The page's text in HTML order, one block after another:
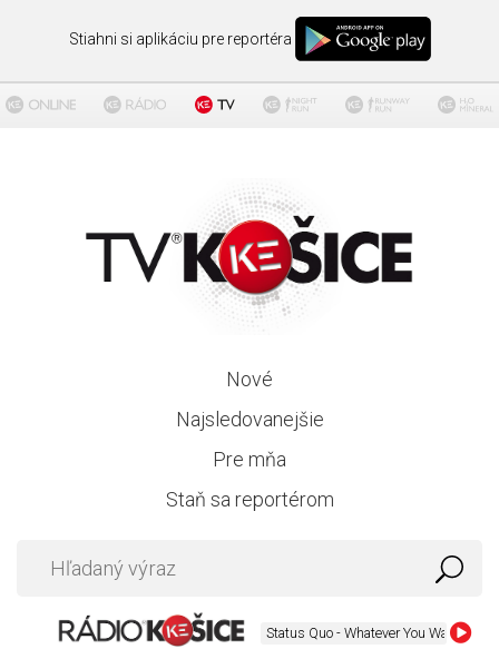
Stiahni si aplikáciu pre reportéra
Nové
Najsledovanejšie
Pre mňa
Staň sa reportérom
Status Quo - Whatever You Want